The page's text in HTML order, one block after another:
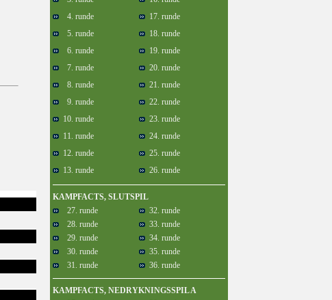
4. runde
17. runde
5. runde
18. runde
6. runde
19. runde
7. runde
20. runde
8. runde
21. runde
9. runde
22. runde
10. runde
23. runde
11. runde
24. runde
12. runde
25. runde
13. runde
26. runde
KAMPFACTS, SLUTSPIL
27. runde
32. runde
28. runde
33. runde
29. runde
34. runde
30. runde
35. runde
31. runde
36. runde
KAMPFACTS, NEDRYKNINGSSPIL A